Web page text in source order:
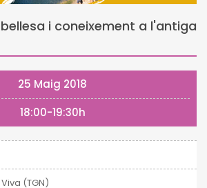
i coneixement a l'antiga
25 Maig 2018
18:00-19:30h
(TGN)